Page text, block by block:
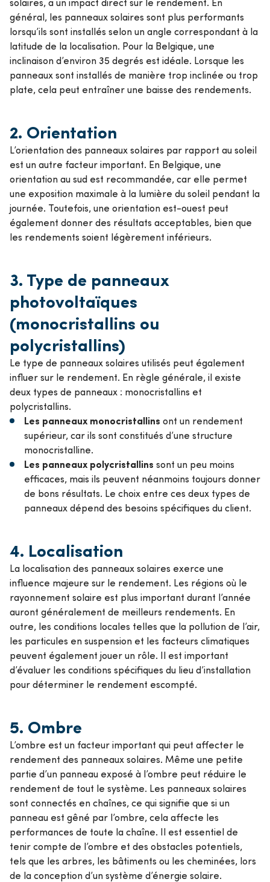
général, les panneaux solaires sont plus performants
lorsqu’ils sont installés selon un angle correspondant à la
latitude de la localisation. Pour la Belgique, une
inclinaison d’environ 35 degrés est idéale. Lorsque les
panneaux sont installés de manière trop inclinée ou trop
plate, cela peut entraîner une baisse des rendements.
2. Orientation
L’orientation des panneaux solaires par rapport au soleil
est un autre facteur important. En Belgique, une
orientation au sud est recommandée, car elle permet
une exposition maximale à la lumière du soleil pendant la
journée. Toutefois, une orientation est-ouest peut
également donner des résultats acceptables, bien que
les rendements soient légèrement inférieurs.
3. Type de panneaux
photovoltaïques
(monocristallins ou
polycristallins)
Le type de panneaux solaires utilisés peut également
influer sur le rendement. En règle générale, il existe
deux types de panneaux : monocristallins et
polycristallins.
Les panneaux monocristallins ont un rendement
supérieur, car ils sont constitués d’une structure
monocristalline.
Les panneaux polycristallins sont un peu moins
efficaces, mais ils peuvent néanmoins toujours donner
de bons résultats. Le choix entre ces deux types de
panneaux dépend des besoins spécifiques du client.
4. Localisation
La localisation des panneaux solaires exerce une
influence majeure sur le rendement. Les régions où le
rayonnement solaire est plus important durant l’année
auront généralement de meilleurs rendements. En
outre, les conditions locales telles que la pollution de l’air,
les particules en suspension et les facteurs climatiques
peuvent également jouer un rôle. Il est important
d’évaluer les conditions spécifiques du lieu d’installation
pour déterminer le rendement escompté.
5. Ombre
L’ombre est un facteur important qui peut affecter le
rendement des panneaux solaires. Même une petite
partie d’un panneau exposé à l’ombre peut réduire le
rendement de tout le système. Les panneaux solaires
sont connectés en chaînes, ce qui signifie que si un
panneau est gêné par l’ombre, cela affecte les
performances de toute la chaîne. Il est essentiel de
tenir compte de l’ombre et des obstacles potentiels,
tels que les arbres, les bâtiments ou les cheminées, lors
de la conception d’un système d’énergie solaire.